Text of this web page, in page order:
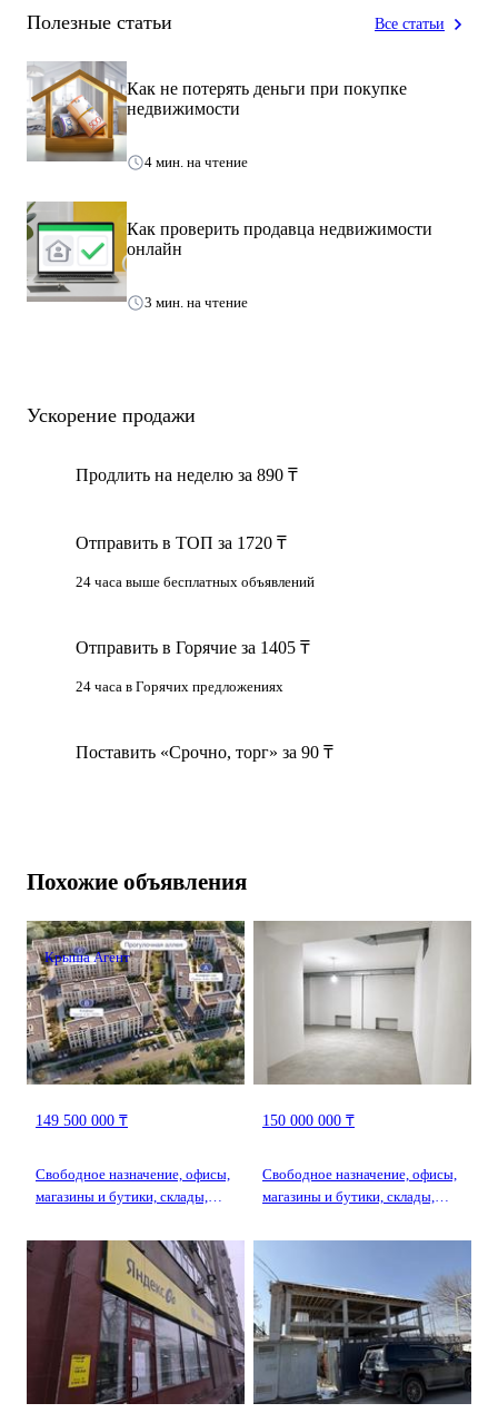
Полезные статьи Все статьи
Как не потерять деньги при покупке
недвижимости
4 мин. на чтение
Как проверить продавца недвижимости
онлайн
3 мин. на чтение
Ускорение продажи
Продлить на неделю за 890 ₸
Отправить в ТОП за 1720 ₸
24 часа выше бесплатных объявлений
Отправить в Горячие за 1405 ₸
24 часа в Горячих предложениях
Поставить «Срочно, торг» за 90 ₸
Похожие объявления
Крыша Агент
149 500 000 ₸
Свободное назначение, офисы,
магазины и бутики, склады,
медцентры и аптеки,
образование, развлечения ·
157.9 м² · ​Приканальная БАК
150 000 000 ₸
Свободное назначение, офисы,
магазины и бутики, склады,
медцентры и аптеки,
образование, развлечения ·
184.8 м² · Серкебаева 99 —
Серкебаева 99